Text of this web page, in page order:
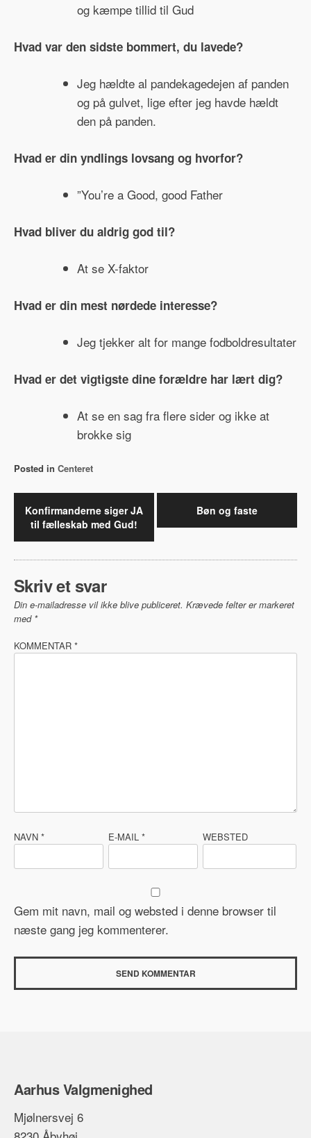
og kæmpe tillid til Gud
Hvad var den sidste bommert, du lavede?
Jeg hældte al pandekagedejen af panden
og på gulvet, lige efter jeg havde hældt
den på panden.
Hvad er din yndlings lovsang og hvorfor?
”You’re a Good, good Father
Hvad bliver du aldrig god til?
At se X-faktor
Hvad er din mest nørdede interesse?
Jeg tjekker alt for mange fodboldresultater
Hvad er det vigtigste dine forældre har lært dig?
At se en sag fra flere sider og ikke at
brokke sig
Posted in Centeret
Indlægsnavigation
Konfirmanderne siger JA
til fælleskab med Gud!
Bøn og faste
Skriv et svar
Din e-mailadresse vil ikke blive publiceret. Krævede felter er markeret
med *
KOMMENTAR *
NAVN * E-MAIL * WEBSTED
Gem mit navn, mail og websted i denne browser til
næste gang jeg kommenterer.
Aarhus Valgmenighed
Mjølnersvej 6